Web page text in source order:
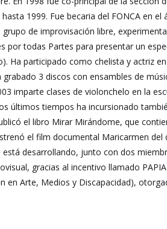
1999. Fue becaria del FONCA en el
de improvisación libre,
por todas Partes para presentar un
Ha participado como chelista y actriz
3 discos con ensambles de
imparte clases de violonchelo en la
últimos tiempos ha incursionado
el libro Mirar Mirándome, que
el film documental Maricarmen del
desarrollando, junto con dos
gracias al incentivo llamado
en Arte, Medios y Discapacidad),